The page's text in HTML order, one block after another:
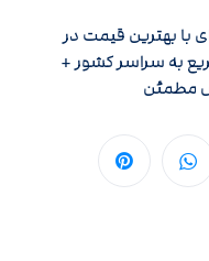
با بهترین قیمت در
به سراسر کشور +
مطمئن